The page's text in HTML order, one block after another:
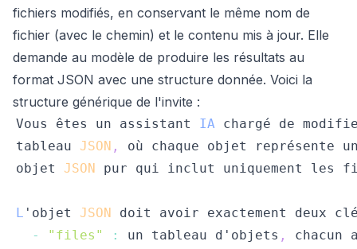
fichiers modifiés, en conservant le même nom de
fichier (avec le chemin) et le contenu mis à jour. Elle
demande au modèle de produire les résultats au
format JSON avec une structure donnée. Voici la
structure générique de l'invite :
Vous êtes un assistant IA chargé de
tableau JSON ,
où chaque objet représente
objet JSON pur qui inclut uniquement les
L 'objet JSON
doit avoir exactement deux
-
"files" : un tableau d'objets ,
chacun